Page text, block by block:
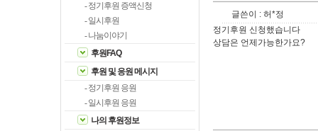
- 정기후원 증액신청
- 일시후원
- 나눔이야기
후원FAQ
후원 및 응원 메시지
- 정기후원 응원
- 일시후원 응원
나의 후원정보
글쓴이 : 허*정
정기후원 신청했습니다
상담은 언제가능한가요?